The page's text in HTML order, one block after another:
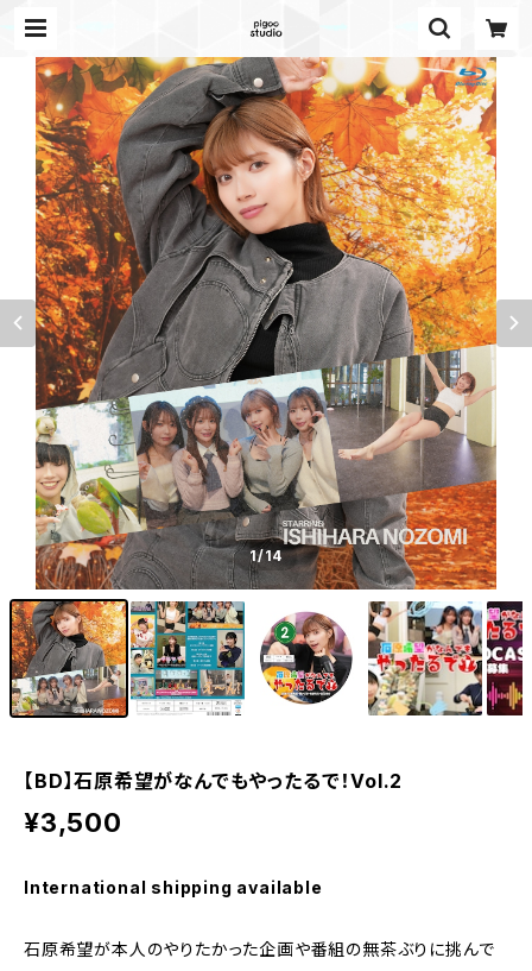
1/14
【BD】石原希望がなんでもやったるで！Vol.2
¥3,500
International shipping available
石原希望が本人のやりたかった企画や番組の無茶ぶりに挑んで